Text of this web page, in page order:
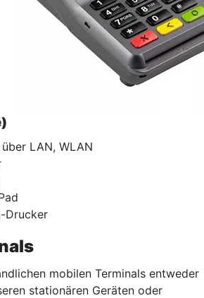
LAN, WLAN
Drucker
mobilen Terminals entweder
stationären Geräten oder